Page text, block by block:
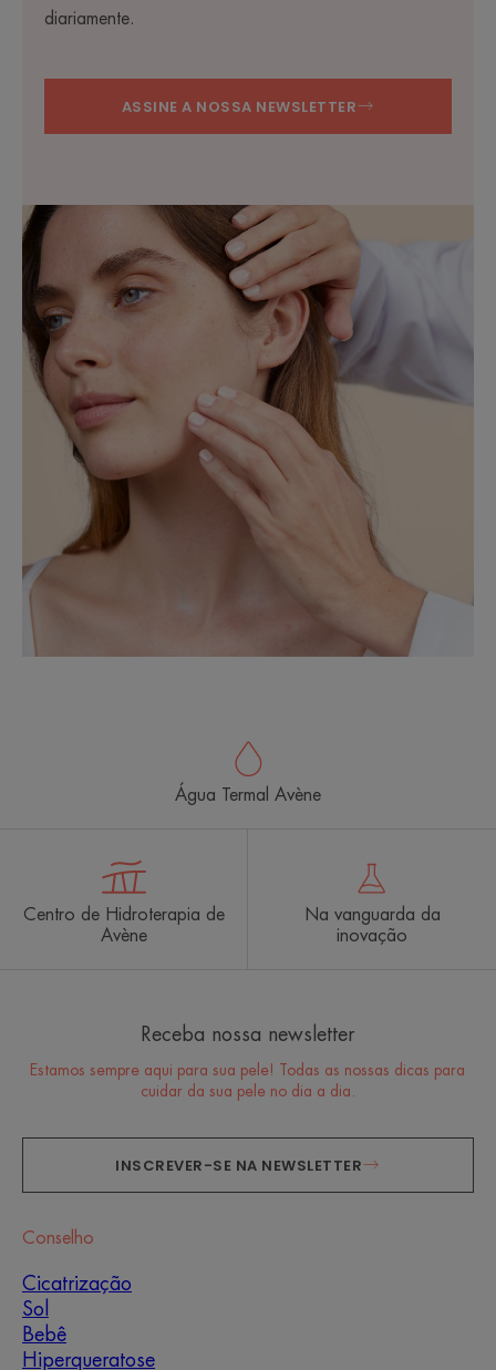
diariamente.
ASSINE A NOSSA NEWSLETTER
Água Termal Avène
Centro de Hidroterapia de
Avène
Na vanguarda da
inovação
Receba nossa newsletter
Estamos sempre aqui para sua pele! Todas as nossas dicas para
cuidar da sua pele no dia a dia.
INSCREVER-SE NA NEWSLETTER
Conselho
Cicatrização
Sol
Bebê
Hiperqueratose